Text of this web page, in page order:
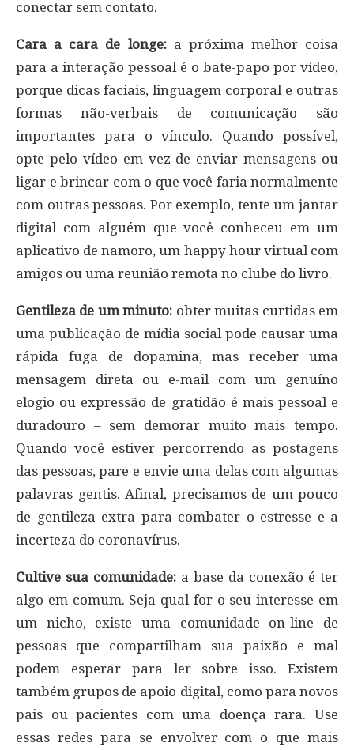
conectar sem contato.
Cara a cara de longe: a próxima melhor coisa
para a interação pessoal é o bate-papo por vídeo,
porque dicas faciais, linguagem corporal e outras
formas não-verbais de comunicação são
importantes para o vínculo. Quando possível,
opte pelo vídeo em vez de enviar mensagens ou
ligar e brincar com o que você faria normalmente
com outras pessoas. Por exemplo, tente um jantar
digital com alguém que você conheceu em um
aplicativo de namoro, um happy hour virtual com
amigos ou uma reunião remota no clube do livro.
Gentileza de um minuto: obter muitas curtidas em
uma publicação de mídia social pode causar uma
rápida fuga de dopamina, mas receber uma
mensagem direta ou e-mail com um genuíno
elogio ou expressão de gratidão é mais pessoal e
duradouro – sem demorar muito mais tempo.
Quando você estiver percorrendo as postagens
das pessoas, pare e envie uma delas com algumas
palavras gentis. Afinal, precisamos de um pouco
de gentileza extra para combater o estresse e a
incerteza do coronavírus.
Cultive sua comunidade: a base da conexão é ter
algo em comum. Seja qual for o seu interesse em
um nicho, existe uma comunidade on-line de
pessoas que compartilham sua paixão e mal
podem esperar para ler sobre isso. Existem
também grupos de apoio digital, como para novos
pais ou pacientes com uma doença rara. Use
essas redes para se envolver com o que mais